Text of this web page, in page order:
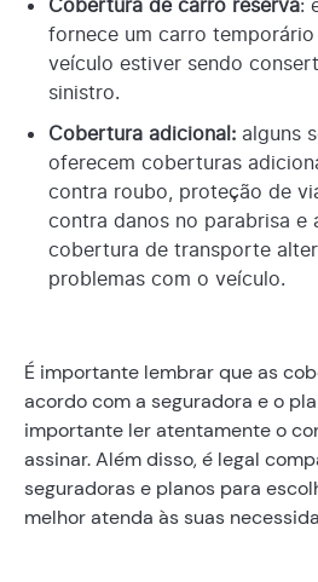
fornece um carro
veículo estiver sendo
sinistro.
Cobertura adicional: alguns
oferecem coberturas
contra roubo, proteção de
contra danos no parabrisa e
cobertura de transporte
problemas com o veículo.
É importante lembrar que as
acordo com a seguradora e o
importante ler atentamente o
assinar. Além disso, é legal
seguradoras e planos para
melhor atenda às suas